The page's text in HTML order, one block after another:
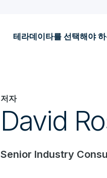
테라데이타를 선택해야
저자
David
Senior Industry